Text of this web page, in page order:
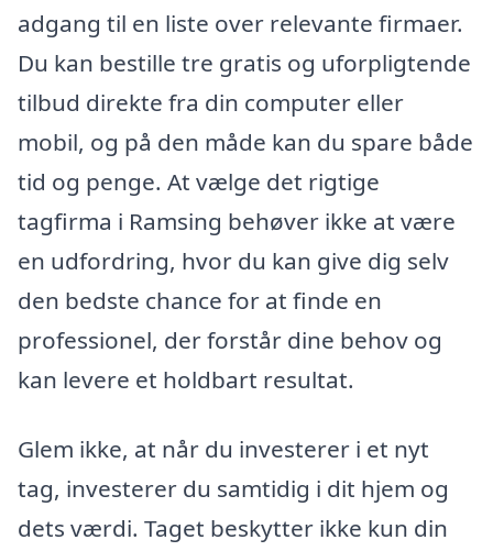
adgang til en liste over relevante firmaer.
Du kan bestille tre gratis og uforpligtende
tilbud direkte fra din computer eller
mobil, og på den måde kan du spare både
tid og penge. At vælge det rigtige
tagfirma i Ramsing behøver ikke at være
en udfordring, hvor du kan give dig selv
den bedste chance for at finde en
professionel, der forstår dine behov og
kan levere et holdbart resultat.
Glem ikke, at når du investerer i et nyt
tag, investerer du samtidig i dit hjem og
dets værdi. Taget beskytter ikke kun din